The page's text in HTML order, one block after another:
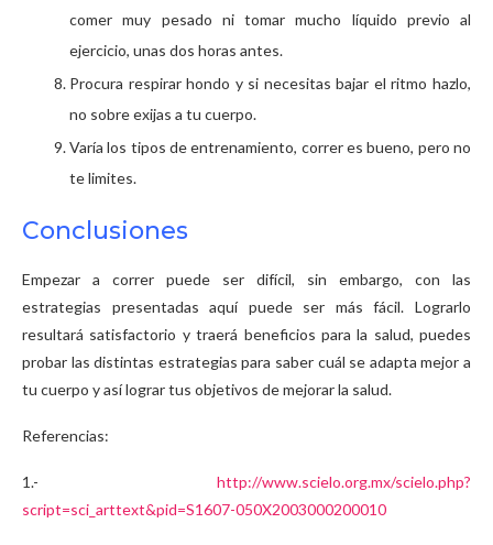
comer muy pesado ni tomar mucho líquido previo al
ejercicio, unas dos horas antes.
Procura respirar hondo y si necesitas bajar el ritmo hazlo,
no sobre exijas a tu cuerpo.
Varía los tipos de entrenamiento, correr es bueno, pero no
te limites.
Conclusiones
Empezar a correr puede ser difícil, sin embargo, con las
estrategias presentadas aquí puede ser más fácil. Lograrlo
resultará satisfactorio y traerá beneficios para la salud, puedes
probar las distintas estrategias para saber cuál se adapta mejor a
tu cuerpo y así lograr tus objetivos de mejorar la salud.
Referencias:
1.- http://www.scielo.org.mx/scielo.php?
script=sci_arttext&pid=S1607-050X2003000200010